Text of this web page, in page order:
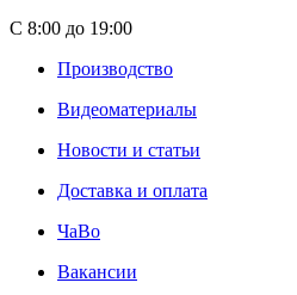
С 8:00 до 19:00
Производство
Видеоматериалы
Новости и статьи
Доставка и оплата
ЧаВо
Вакансии